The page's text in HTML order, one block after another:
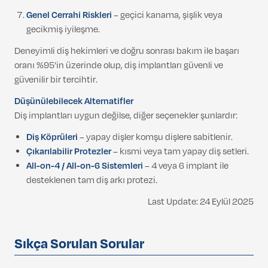
Genel Cerrahi Riskleri– geçici kanama, şişlik veya
gecikmiş iyileşme.
Deneyimli diş hekimleri ve doğru sonrası bakım ile başarı
oranı %95’in üzerinde olup, diş implantları güvenli ve
güvenilir bir tercihtir.
Düşünülebilecek Alternatifler
Diş implantları uygun değilse, diğer seçenekler şunlardır:
Diş Köprüleri– yapay dişler komşu dişlere sabitlenir.
Çıkarılabilir Protezler– kısmi veya tam yapay diş setleri.
All-on-4 / All-on-6 Sistemleri– 4 veya 6 implant ile
desteklenen tam diş arkı protezi.
Last Update: 24 Eylül 2025
Sıkça Sorulan Sorular